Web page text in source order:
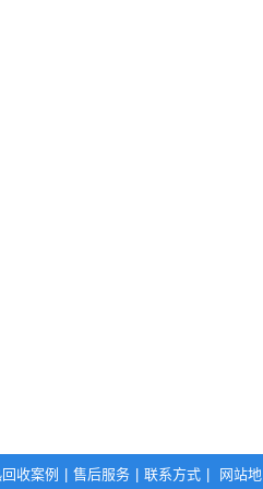
收案例 售后服务 联系方式 网站